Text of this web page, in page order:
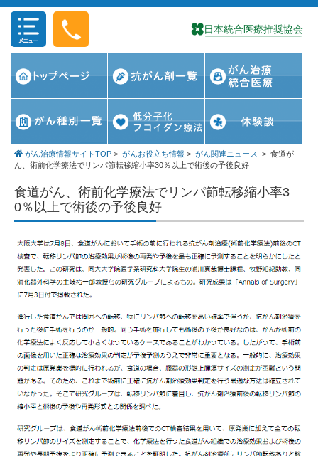
コンテンツに移動
がん治療情報サイトTOP >がんお役立ち情報 >がん関連ニュース >食道が
ん、術前化学療法でリンパ節転移縮小率30％以上で術後の予後良好
食道がん、術前化学療法でリンパ節転移縮小率3
0％以上で術後の予後良好